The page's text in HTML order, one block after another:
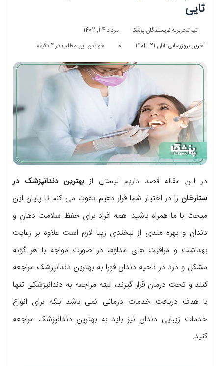
تایی
تیم تحریریه نویسندگان پزشکا
مرداد 24, 1402
آخرین بروزرسانی: آبان 21, 1404
0 خواندن این مطلب در 4 دقیقه
در این مقاله قصد داریم لیستی ازبهترین دندانپزشک در
ستارخان را در اختیار شما قرار دهیم دعوت می کنم تا پایان این
مبحث با ما همراه باشید. همه افراد برای حفظ سلامت دهان و
دندان و بهره مندی از لبخندی زیبا لازم است علاوه بر رعایت
بهداشت و مراقبت های مداوم، در صورت مواجه با هر گونه
مشکل و درد در ناحیه دندان فورا به بهترین دندانپزشک مراجعه
کنند و تحت درمان قرار گیرند، البته مراجعه به دندانپزشکی تنها
با هدف دریافت خدمات درمانی نمی باشد بلکه برای انواع
خدمات زیبایی دندان نیز باید به بهترین دندانپزشک مراجعه
کنید.